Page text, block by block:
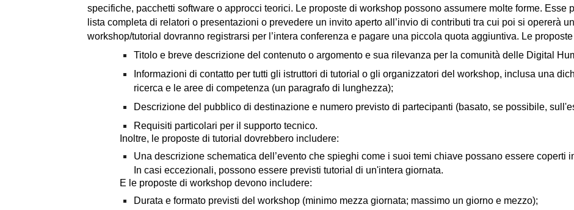
specifiche, pacchetti software o approcci teorici. Le proposte di workshop possono assumere molte forme. Esse
lista completa di relatori o presentazioni o prevedere un invito aperto all’invio di contributi tra cui poi si opererà
workshop/tutorial dovranno registrarsi per l’intera conferenza e pagare una piccola quota aggiuntiva. Le
Titolo e breve descrizione del contenuto o argomento e sua rilevanza per la comunità delle Digital
Informazioni di contatto per tutti gli istruttori di tutorial o gli organizzatori del workshop, inclusa una
ricerca e le aree di competenza (un paragrafo di lunghezza);
Descrizione del pubblico di destinazione e numero previsto di partecipanti (basato, se possibile,
Requisiti particolari per il supporto tecnico.
Inoltre, le proposte di tutorial dovrebbero includere:
Una descrizione schematica dell’evento che spieghi come i suoi temi chiave possano essere coperti
In casi eccezionali, possono essere previsti tutorial di un'intera giornata.
E le proposte di workshop devono includere:
Durata e formato previsti del workshop (minimo mezza giornata; massimo un giorno e mezzo);